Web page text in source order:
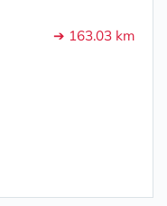
➔ 163.03 km